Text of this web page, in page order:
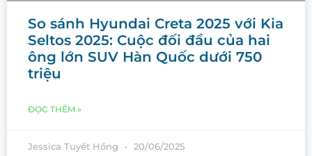
So sánh Hyundai Creta 2025 với Kia
Seltos 2025: Cuộc đối đầu của hai
ông lớn SUV Hàn Quốc dưới 750
triệu
ĐỌC THÊM »
Jessica Tuyết Hồng 20/06/2025